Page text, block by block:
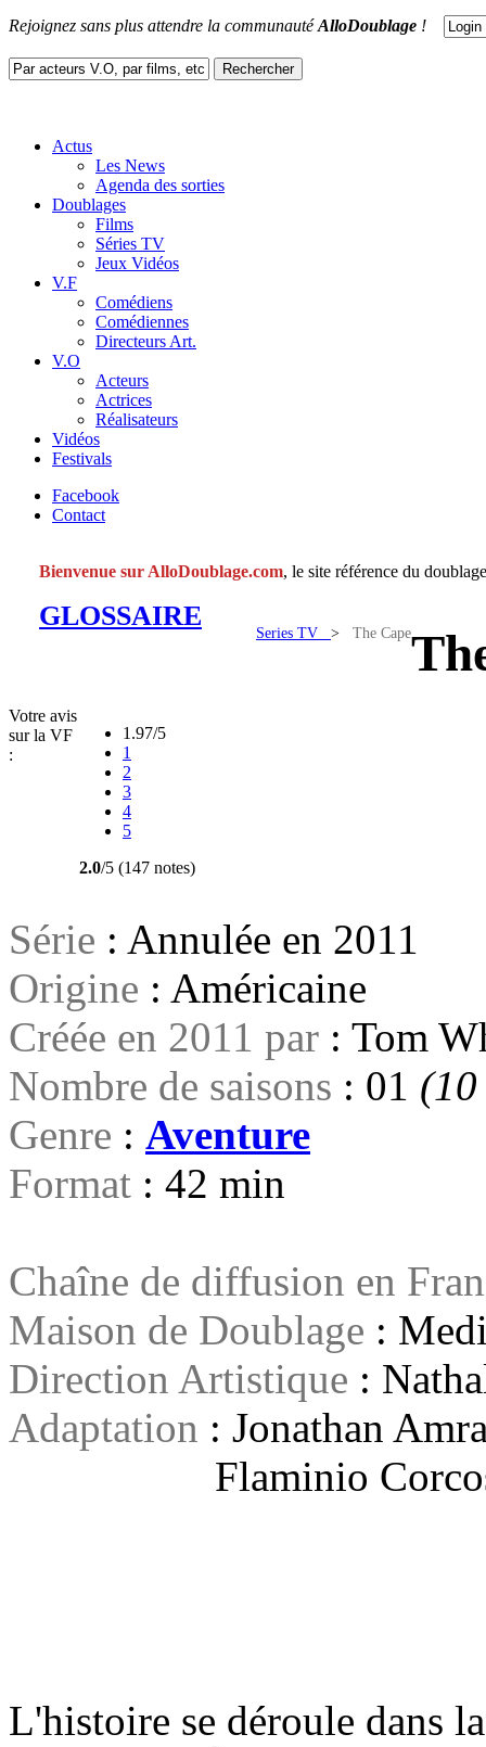
Rejoignez sans plus attendre la communautéAlloDoublage !
Actus
Les News
Agenda des sorties
Doublages
Films
Séries TV
Jeux Vidéos
V.F
Comédiens
Comédiennes
Directeurs Art.
V.O
Acteurs
Actrices
Réalisateurs
Vidéos
Festivals
Facebook
Contact
Bienvenue sur AlloDoublage.com, le site référence du
GLOSSAIRE
Series TV > The Cape
Votre avis
sur la VF
:
1.97/5
1
2
3
4
5
2.0/5 (147 notes)
Série : Annulée en 2011
Origine : Américaine
Créée en 2011 par : Tom
Nombre de saisons : 01 (10
Genre : Aventure
Format : 42 min
Chaîne de diffusion en
Maison de Doublage :
Direction Artistique :
Adaptation : Jonathan
Flaminio
L'histoire se déroule dans